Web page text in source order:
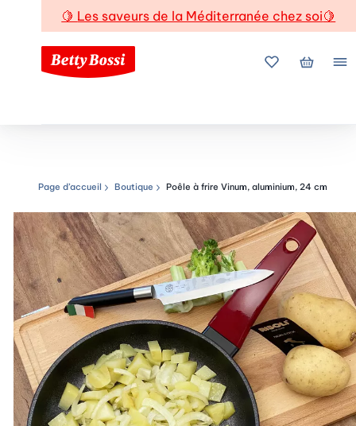
🍋 Les saveurs de la Méditerranée chez soi🍋
Mes favoris
Mon
Chemin de navigation
Page d’accueil Boutique Poêle à frire Vinum, aluminium, 24 cm